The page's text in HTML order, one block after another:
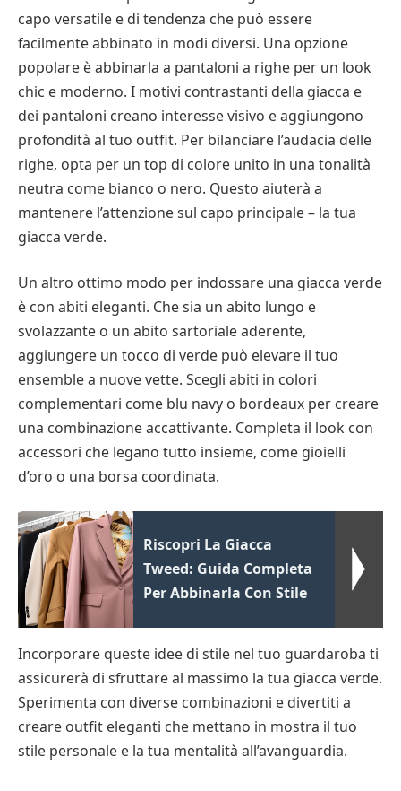
capo versatile e di tendenza che può essere
facilmente abbinato in modi diversi. Una opzione
popolare è abbinarla a pantaloni a righe per un look
chic e moderno. I motivi contrastanti della giacca e
dei pantaloni creano interesse visivo e aggiungono
profondità al tuo outfit. Per bilanciare l’audacia delle
righe, opta per un top di colore unito in una tonalità
neutra come bianco o nero. Questo aiuterà a
mantenere l’attenzione sul capo principale – la tua
giacca verde.
Un altro ottimo modo per indossare una giacca verde
è con abiti eleganti. Che sia un abito lungo e
svolazzante o un abito sartoriale aderente,
aggiungere un tocco di verde può elevare il tuo
ensemble a nuove vette. Scegli abiti in colori
complementari come blu navy o bordeaux per creare
una combinazione accattivante. Completa il look con
accessori che legano tutto insieme, come gioielli
d’oro o una borsa coordinata.
Riscopri La Giacca
Tweed: Guida Completa
Per Abbinarla Con Stile
Incorporare queste idee di stile nel tuo guardaroba ti
assicurerà di sfruttare al massimo la tua giacca verde.
Sperimenta con diverse combinazioni e divertiti a
creare outfit eleganti che mettano in mostra il tuo
stile personale e la tua mentalità all’avanguardia.